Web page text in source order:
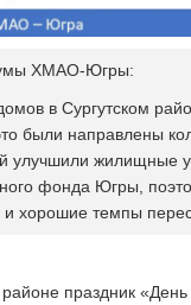
ХМАО-Югры:
в Сургутском
были направлены
улучшили жилищные
фонда Югры,
и хорошие темпы
праздник